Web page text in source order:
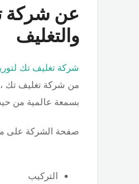
عن شركة
والتغليف
شركة تغليف تك
من شركة تغليف تك ،
بسمعة عالمية من
صفحة الشركة على
التركيب